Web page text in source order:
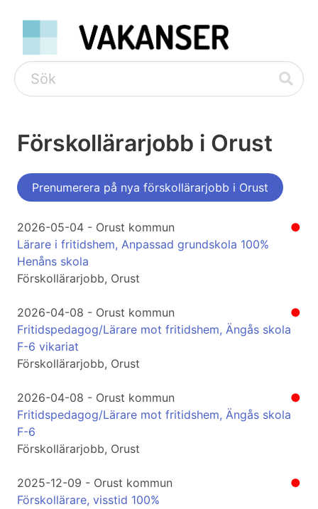
Förskollärarjobb i Orust
Prenumerera på nya förskollärarjobb i Orust
●
2026-05-04 - Orust kommun
Lärare i fritidshem, Anpassad grundskola 100%
Henåns skola
Förskollärarjobb, Orust
●
2026-04-08 - Orust kommun
Fritidspedagog/Lärare mot fritidshem, Ängås skola
F-6 vikariat
Förskollärarjobb, Orust
●
2026-04-08 - Orust kommun
Fritidspedagog/Lärare mot fritidshem, Ängås skola
F-6
Förskollärarjobb, Orust
●
2025-12-09 - Orust kommun
Förskollärare, visstid 100%